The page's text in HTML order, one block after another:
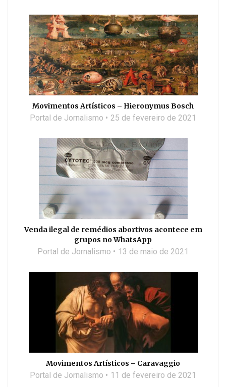
Movimentos Artísticos – Hieronymus Bosch
Portal de Jornalismo 25 de fevereiro de 2021
Venda ilegal de remédios abortivos acontece em
grupos no WhatsApp
Portal de Jornalismo 13 de maio de 2021
Movimentos Artísticos – Caravaggio
Portal de Jornalismo 11 de fevereiro de 2021